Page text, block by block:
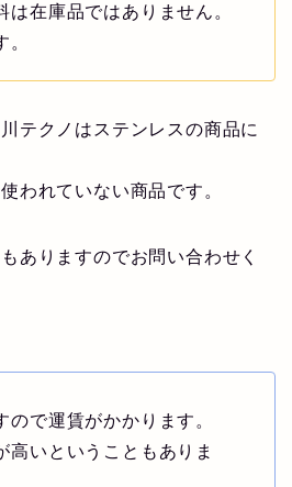
は在庫品ではありません。
テクノはステンレスの商品に
われていない商品です。
ありますのでお問い合わせく
ので運賃がかかります。
高いということもありま